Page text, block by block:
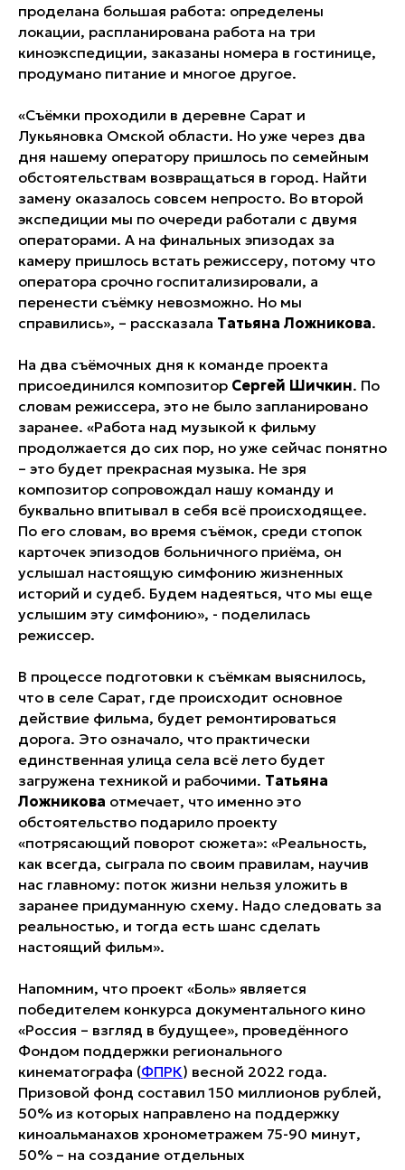
проделана большая работа: определены
локации, распланирована работа на три
киноэкспедиции, заказаны номера в гостинице,
продумано питание и многое другое.
«Съёмки проходили в деревне Сарат и
Лукьяновка Омской области. Но уже через два
дня нашему оператору пришлось по семейным
обстоятельствам возвращаться в город. Найти
замену оказалось совсем непросто. Во второй
экспедиции мы по очереди работали с двумя
операторами. А на финальных эпизодах за
камеру пришлось встать режиссеру, потому что
оператора срочно госпитализировали, а
перенести съёмку невозможно. Но мы
справились», – рассказала Татьяна Ложникова.
На два съёмочных дня к команде проекта
присоединился композитор Сергей Шичкин. По
словам режиссера, это не было запланировано
заранее. «Работа над музыкой к фильму
продолжается до сих пор, но уже сейчас понятно
– это будет прекрасная музыка. Не зря
композитор сопровождал нашу команду и
буквально впитывал в себя всё происходящее.
По его словам, во время съёмок, среди стопок
карточек эпизодов больничного приёма, он
услышал настоящую симфонию жизненных
историй и судеб. Будем надеяться, что мы еще
услышим эту симфонию», - поделилась
режиссер.
В процессе подготовки к съёмкам выяснилось,
что в селе Сарат, где происходит основное
действие фильма, будет ремонтироваться
дорога. Это означало, что практически
единственная улица села всё лето будет
загружена техникой и рабочими. Татьяна
Ложникова отмечает, что именно это
обстоятельство подарило проекту
«потрясающий поворот сюжета»: «Реальность,
как всегда, сыграла по своим правилам, научив
нас главному: поток жизни нельзя уложить в
заранее придуманную схему. Надо следовать за
реальностью, и тогда есть шанс сделать
настоящий фильм».
Напомним, что проект «Боль» является
победителем конкурса документального кино
«Россия – взгляд в будущее», проведённого
Фондом поддержки регионального
кинематографа (ФПРК) весной 2022 года.
Призовой фонд составил 150 миллионов рублей,
50% из которых направлено на поддержку
киноальманахов хронометражем 75-90 минут,
50% – на создание отдельных